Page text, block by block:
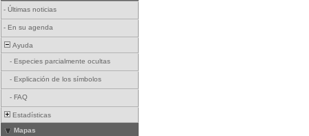
- Últimas noticias
- En su agenda
Ayuda
- Especies parcialmente ocultas
- Explicación de los símbolos
- FAQ
Estadísticas
Mapas